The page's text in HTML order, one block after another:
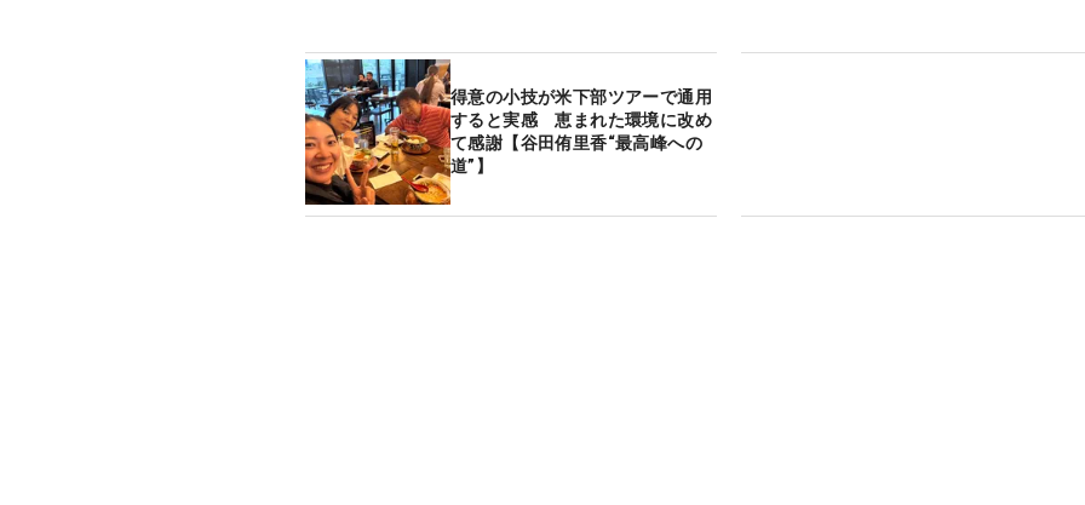
得意の小技が米下部ツアーで通用
すると実感 恵まれた環境に改め
て感謝【谷田侑里香“最高峰への
道”】